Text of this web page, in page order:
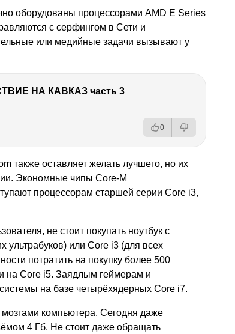
оборудованы процессорами AMD E Series
с серфингом в Сети и
или медийные задачи вызывают у
НА КАВКАЗ часть 3
0
также оставляет желать лучшего, но их
Экономные чипы Core-M
процессорам старшей серии Core i3,
не стоит покупать ноутбук с
ультрабуков) или Core i3 (для всех
потратить на покупку более 500
на Core i5. Заядлым геймерам и
на базе четырёхядерных Core i7.
компьютера. Сегодня даже
4 Гб. Не стоит даже обращать